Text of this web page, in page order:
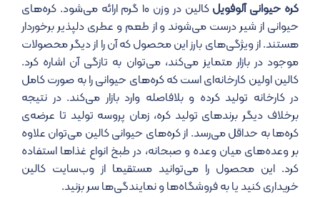
کره حیوانی آلوفویل
کالین در وزن ۱۰ گرم ارائه می‌شود. کره‌های
حیوانی از شیر درست می‌شوند و از طعم و عطری دلپذیر برخوردار
هستند. از ویژگی‌‌های بارز این محصول که آن را از دیگر محصولات
موجود در بازار متمایز می‌کند، می‌­توان به تازگی آن اشاره کرد.
کالین اولین کارخانه‌ای است که کره‌های حیوانی را به صورت کامل
در کارخانه تولید کرده و بلافاصله وارد بازار می‌­کند. در نتیجه
برخلاف دیگر برندهای تولید کره، زمان پروسه‌ تولید تا عرضه‌ی
کره‌ها به حداقل می‌رسد. از کره‌های حیوانی کالین می‌توان علاوه
بر وعده‌های میان وعده و صبحانه، در طبخ انواع غذاها استفاده
کرد. این محصول را می‌توانید مستقیما از وب‌سایت کالین
خریداری کنید یا به فروشگاه‌ها و نمایندگی‌ها سر بزنید.